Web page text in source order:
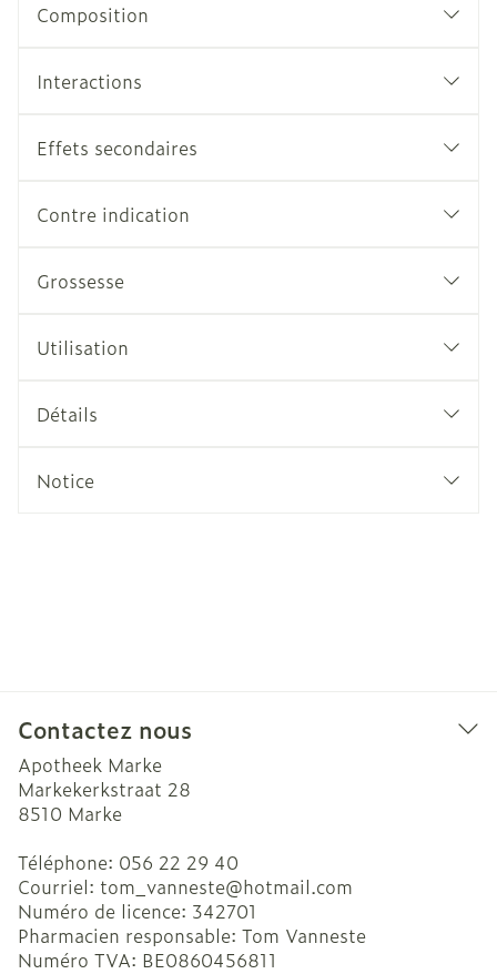
Composition
Interactions
Effets secondaires
Contre indication
Grossesse
Utilisation
Détails
Notice
Contactez nous
Apotheek Marke
Markekerkstraat 28
8510 Marke
Téléphone: 056 22 29 40
Courriel: tom_vanneste@hotmail.com
Numéro de licence: 342701
Pharmacien responsable: Tom Vanneste
Numéro TVA: BE0860456811